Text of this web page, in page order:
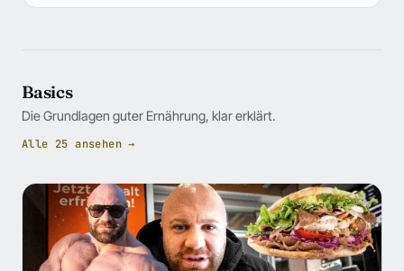
Basics
Die Grundlagen guter Ernährung, klar erklärt.
Alle 25 ansehen →